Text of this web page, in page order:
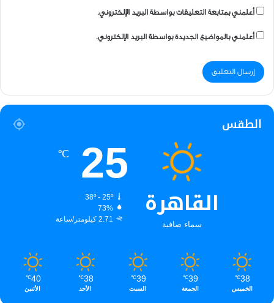
أعلمني بمتابعة التعليقات بواسطة البريد الإلكتروني.
أعلمني بالمواضيع الجديدة بواسطة البريد الإلكتروني.
الطقس
القاهرة
سماء صافية
25
℃
38º - 25º
73%
2.71 كيلومتر/ساعة
38
℃
الخميس
39
℃
الجمعة
39
℃
السبت
38
℃
الأحد
40
℃
الأثنين